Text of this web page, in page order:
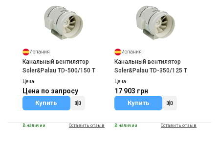
Испания
Канальный вентилятор
Soler&Palau TD-500/150 T
Цена
Цена по запросу
Купить
Испания
Канальный вентилятор
Soler&Palau TD-350/125 T
Цена
17 903 грн
Купить
В наличии Оставить отзыв В наличии Оставить отзыв